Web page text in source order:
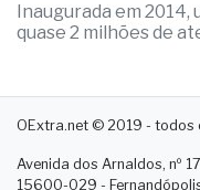
Inaugurada em 2014,
quase 2 milhões de
OExtra.net © 2019 - todos
Avenida dos Arnaldos, nº
15600-029 -